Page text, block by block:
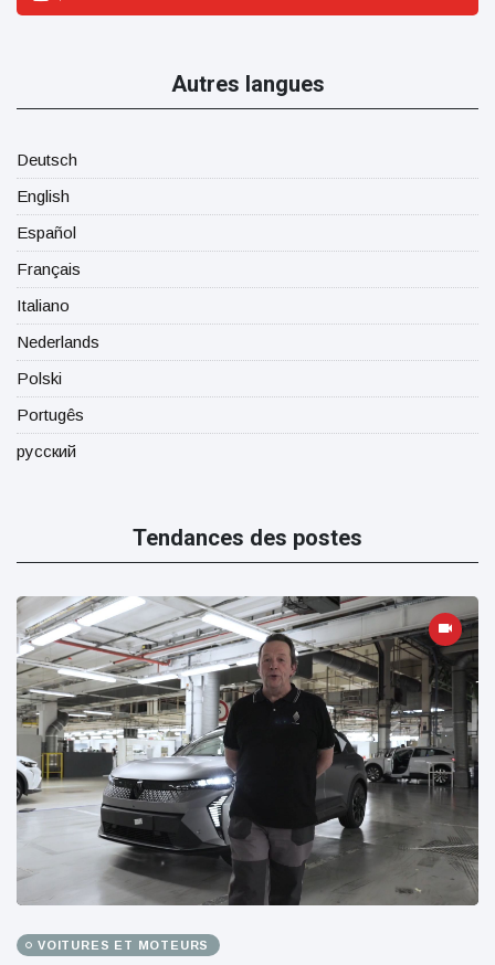
Autres langues
Deutsch
English
Español
Français
Italiano
Nederlands
Polski
Portugês
русский
Tendances des postes
VOITURES ET MOTEURS